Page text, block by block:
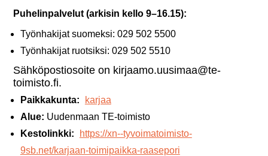
Puhelinpalvelut (arkisin kello 9–16.15):
Työnhakijat suomeksi: 029 502 5500
Työnhakijat ruotsiksi: 029 502 5510
Sähköpostiosoite on kirjaamo.uusimaa@te-
toimisto.fi.
Paikkakunta:
karjaa
Alue: Uudenmaan TE-toimisto
Kestolinkki:
https://xn--tyvoimatoimisto-
9sb.net/karjaan-toimipaikka-raasepori